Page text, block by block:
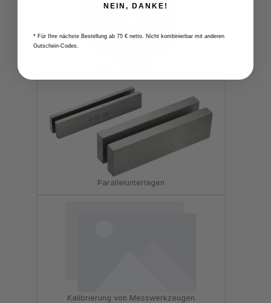
Parallelunterlagen
Kalibrierung von Messwerkzeugen
NEIN, DANKE!
* Für Ihre nächste Bestellung ab 75 € netto. Nicht kombinierbar mit anderen
Gutschein-Codes.